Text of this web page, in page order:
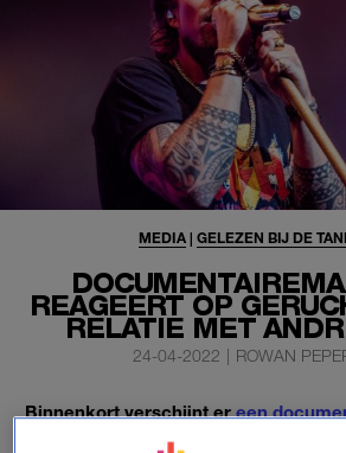
REAGEERT OP
RELATIE MET
MEDIA | GELEZEN BIJ DE
24-04-2022 | ROWAN
Binnenkort verschijnt ereen
leven van André Hazes. En de